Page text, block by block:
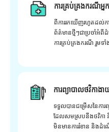
ការគ្រប់គ្រងករណី
ពីការរកឃើញរហូតដល់ក
ព័ត៌មានថ្មីៗជាប្រចាំអំ
ការគ្រប់គ្រងករណី រួមទ
ការព្យាបាលថវិកា
ទទួលបានជម្រើសនៃការ
ដែលសមស្របនឹងថវិកា
មិនមានការរំខាន និងដំណ